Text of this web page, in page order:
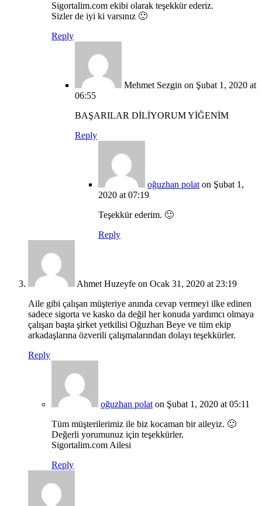
Sigortalim.com ekibi olarak teşekkür ederiz.
Sizler de iyi ki varsınız 🙂
Reply
Mehmet Sezgin on Şubat 1, 2020 at
06:55
BAŞARILAR DİLİYORUM YİĞENİM
Reply
oğuzhan polat on Şubat 1,
2020 at 07:19
Teşekkür ederim. 🙂
Reply
Ahmet Huzeyfe on Ocak 31, 2020 at 23:19
Aile gibi çalışan müşteriye anında cevap vermeyi ilke edinen
sadece sigorta ve kasko da değil her konuda yardımcı olmaya
çalışan başta şirket yetkilisi Oğuzhan Beye ve tüm ekip
arkadaşlarına özverili çalışmalarından dolayı teşekkürler.
Reply
oğuzhan polat on Şubat 1, 2020 at 05:11
Tüm müşterilerimiz ile biz kocaman bir aileyiz. 🙂
Değerli yorumunuz için teşekkürler.
Sigortalim.com Ailesi
Reply